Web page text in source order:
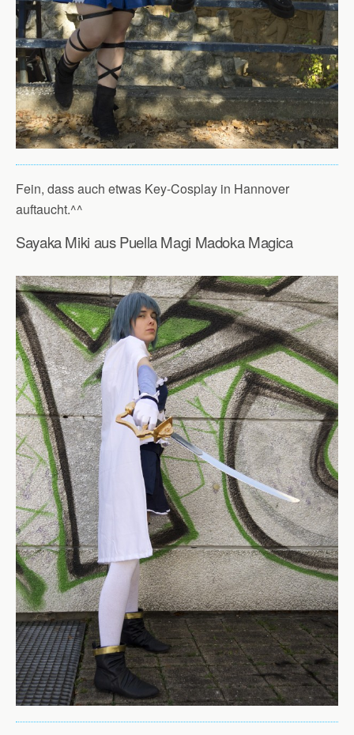
Fein, dass auch etwas Key-Cosplay in Hannover
auftaucht.^^
Sayaka Miki aus Puella Magi Madoka Magica